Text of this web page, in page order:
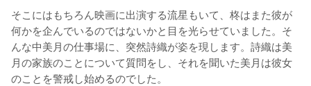
そこにはもちろん映画に出演する流星もいて、柊はまた彼が
何かを企んでいるのではないかと目を光らせていました。そ
んな中美月の仕事場に、突然詩織が姿を現します。詩織は美
月の家族のことについて質問をし、それを聞いた美月は彼女
のことを警戒し始めるのでした。